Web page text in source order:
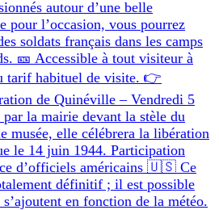
autour d’une belle
pour l’occasion, vous pourrez
soldats français dans les camps
🎫 Accessible à tout visiteur à
tarif habituel de visite. 👉
de Quinéville – Vendredi 5
la mairie devant la stèle du
musée, elle célébrera la libération
le 14 juin 1944. Participation
d’officiels américains 🇺🇸 Ce
définitif ; il est possible
en fonction de la météo.